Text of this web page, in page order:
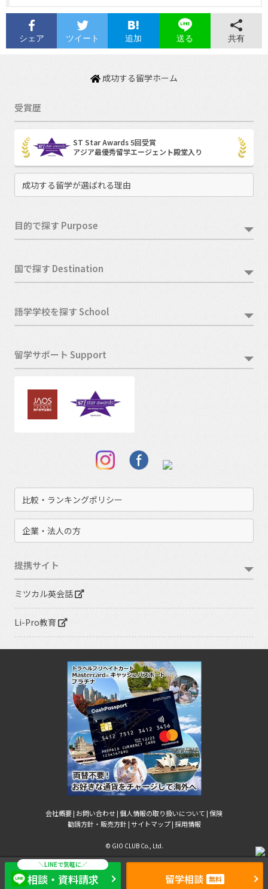
シェア ツイート 追加 送る 共有
成功する留学ホーム
受賞歴
ST Star Awards 5回受賞
アジア最優秀留学エージェント殿堂入り
成功する留学が選ばれる理由
目的で探す Purpose
国で探す Destination
語学学校を探す School
留学サポート Support
比較・ランキングポリシー
企業・法人の方
提携サイト
ミツカル英会話
Li-Pro教育
会社概要 | お問い合わせ |個人情報の取り扱いについて |保険
勧誘方針・販売方針 |サイトマップ |採用情報
© GIO CLUB Co., Ltd.
相談・資料請求 留学相談 無料